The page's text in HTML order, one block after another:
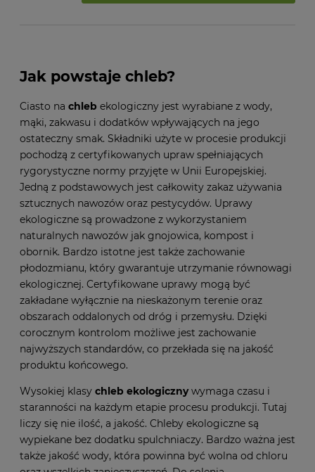
Jak powstaje chleb?
Ciasto na chleb ekologiczny jest wyrabiane z wody,
mąki, zakwasu i dodatków wpływających na jego
ostateczny smak. Składniki użyte w procesie produkcji
pochodzą z certyfikowanych upraw spełniających
rygorystyczne normy przyjęte w Unii Europejskiej.
Jedną z podstawowych jest całkowity zakaz używania
sztucznych nawozów oraz pestycydów. Uprawy
ekologiczne są prowadzone z wykorzystaniem
naturalnych nawozów jak gnojowica, kompost i
obornik. Bardzo istotne jest także zachowanie
płodozmianu, który gwarantuje utrzymanie równowagi
ekologicznej. Certyfikowane uprawy mogą być
zakładane wyłącznie na nieskażonym terenie oraz
obszarach oddalonych od dróg i przemysłu. Dzięki
corocznym kontrolom możliwe jest zachowanie
najwyższych standardów, co przekłada się na jakość
produktu końcowego.
Wysokiej klasy chleb ekologicznywymaga czasu i
staranności na każdym etapie procesu produkcji. Tutaj
liczy się nie ilość, a jakość. Chleby ekologiczne są
wypiekane bez dodatku spulchniaczy. Bardzo ważna jest
także jakość wody, która powinna być wolna od chloru